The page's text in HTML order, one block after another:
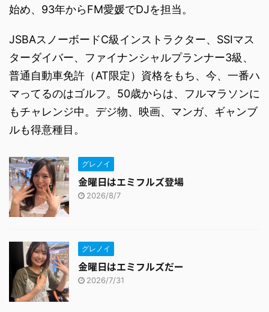
始め、93年からFM愛媛でDJを担当。
JSBAスノーボードC級インストラクター、SSIマス
ターダイバー、ファイナンシャルプランナー3級、
普通自動車免許（AT限定）資格をもち、今、一番ハ
マってるのはゴルフ。50歳からは、フルマラソンに
もチャレンジ中。デジ物、映画、マンガ、ギャンブ
ルも得意種目。
グレノイ
金曜日はエミフルズ登場
2026/8/7
グレノイ
金曜日はエミフルズだー
2026/7/31